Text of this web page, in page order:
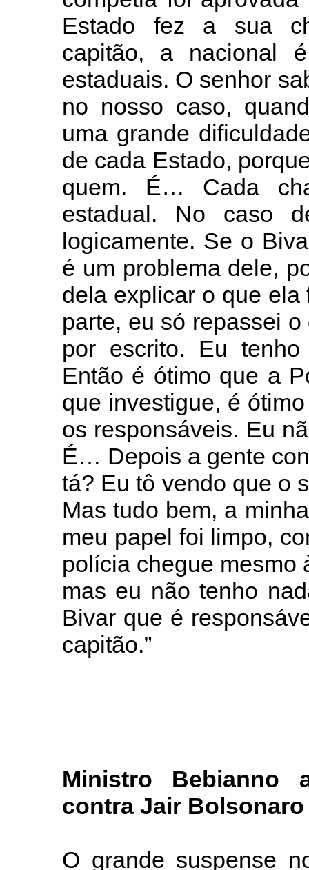
Estado fez a sua
capitão, a nacional
estaduais. O senhor
no nosso caso,
uma grande
de cada Estado,
quem. É… Cada
estadual. No caso
logicamente. Se o
é um problema dele,
dela explicar o que
parte, eu só repassei
por escrito. Eu
Então é ótimo que a
que investigue, é
os responsáveis. Eu
É… Depois a gente
tá? Eu tô vendo que o
Mas tudo bem, a
meu papel foi limpo,
polícia chegue mesmo
mas eu não tenho
Bivar que é
capitão.”
Ministro Bebianno
contra Jair Bolsonaro
O grande suspense